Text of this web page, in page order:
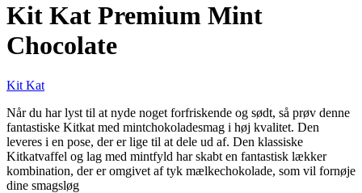
Kit Kat Premium Mint
Chocolate
Kit Kat
Når du har lyst til at nyde noget forfriskende og sødt, så prøv denne
fantastiske Kitkat med mintchokoladesmag i høj kvalitet. Den
leveres i en pose, der er lige til at dele ud af. Den klassiske
Kitkatvaffel og lag med mintfyld har skabt en fantastisk lækker
kombination, der er omgivet af tyk mælkechokolade, som vil fornøje
dine smagsløg